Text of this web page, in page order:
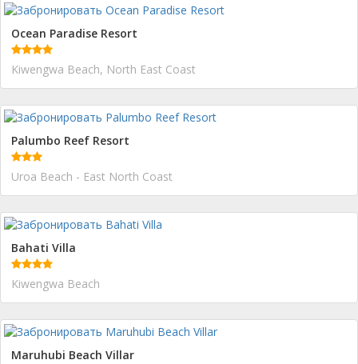
Ocean Paradise Resort
Kiwengwa Beach, North East Coast
Palumbo Reef Resort
Uroa Beach - East North Coast
Bahati Villa
Kiwengwa Beach
Maruhubi Beach Villar